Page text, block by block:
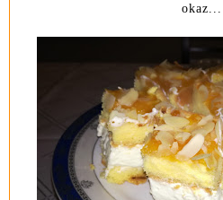
okaz...